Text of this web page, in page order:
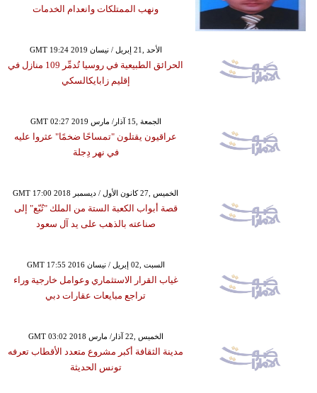
ونهب الممتلكات وانعدام الخدمات
GMT 19:24 2019 الأحد ,21 إبريل / نيسان
الحرائق الطبيعية في روسيا تُدمِّر 109 منازل في
إقليم زابايكالسكي
GMT 02:27 2019 الجمعة ,15 آذار/ مارس
عراقيون يقتلون "تمساحًا ضخمًا" عثروا عليه
في نهر دِجلة
GMT 17:00 2018 الخميس ,27 كانون الأول / ديسمبر
قصة أبواب الكعبة الستة من الملك "تُبّع" إلى
صناعته بالذهب على يد آل سعود
GMT 17:55 2016 السبت ,02 إبريل / نيسان
غياب القرار الاستثماري وعوامل خارجية وراء
تراجع مبايعات عقارات دبي
GMT 03:02 2018 الخميس ,22 آذار/ مارس
مدينة الثقافة أكبر مشروع متعدد الأقطاب تعرفه
تونس الحديثة